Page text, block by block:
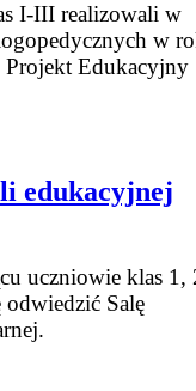
I-III realizowali w
w
Edukacyjny
edukacyjnej
uczniowie klas 1,
Salę